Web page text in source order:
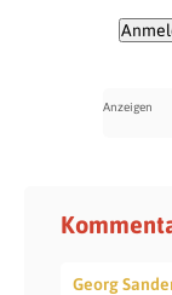
Georg